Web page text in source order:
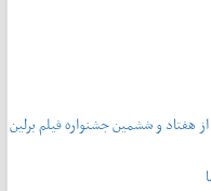
هفتاد و‌ ششمین جشنواره فیلم برلین